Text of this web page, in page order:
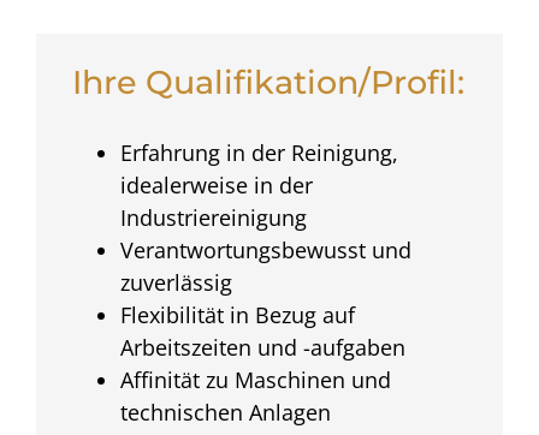
Ihre Qualifikation/Profil:
Erfahrung in der Reinigung,
idealerweise in der
Industriereinigung
Verantwortungsbewusst und
zuverlässig
Flexibilität in Bezug auf
Arbeitszeiten und -aufgaben
Affinität zu Maschinen und
technischen Anlagen